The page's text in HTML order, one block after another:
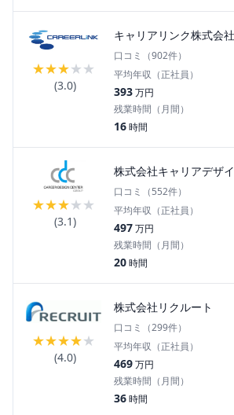
★★★★★
(3.0)
キャリアリンク株式会社
口コミ（902件）
平均年収（正社員）
393万円
残業時間（月間）
16時間
★★★★★
(3.1)
株式会社キャリアデザ
口コミ（552件）
平均年収（正社員）
497万円
残業時間（月間）
20時間
★★★★★
(4.0)
株式会社リクルート
口コミ（299件）
平均年収（正社員）
469万円
残業時間（月間）
36時間